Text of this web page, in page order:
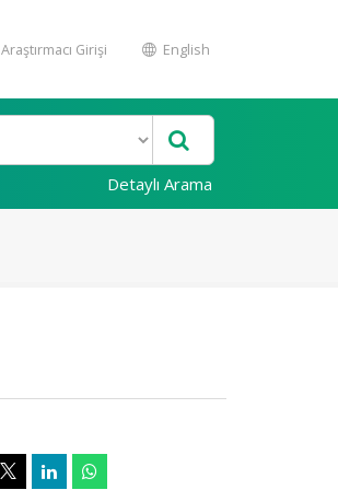
Araştırmacı Girişi English
Detaylı Arama